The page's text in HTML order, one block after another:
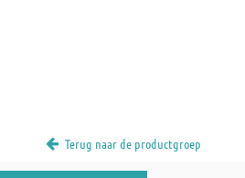
Terug naar de productgroep